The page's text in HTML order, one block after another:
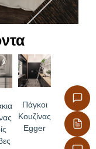
και το
Πάγκοι
Κουζίνας
Egger